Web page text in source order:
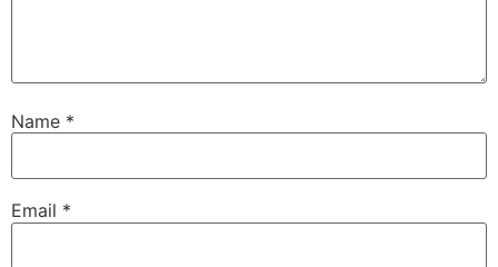
Name *
Email *